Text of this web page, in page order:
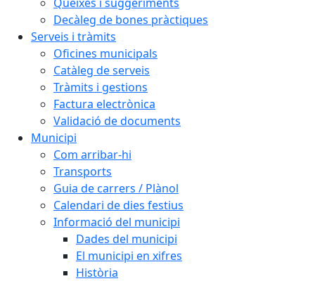
Decàleg de bones pràctiques
Serveis i tràmits
Oficines municipals
Catàleg de serveis
Tràmits i gestions
Factura electrònica
Validació de documents
Municipi
Com arribar-hi
Transports
Guia de carrers / Plànol
Calendari de dies festius
Informació del municipi
Dades del municipi
El municipi en xifres
Història